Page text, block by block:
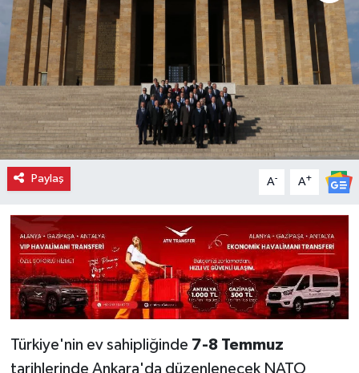
Paylaş A- A+
Türkiye'nin ev sahipliğinde 7-8 Temmuz
tarihlerinde Ankara'da düzenlenecek NATO